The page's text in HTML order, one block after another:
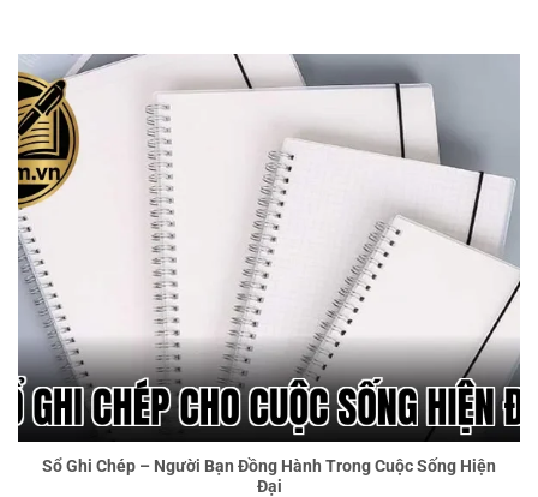
Sổ Ghi Chép Cho Cuộc Sống Hiện Đại
Sổ Ghi Chép – Người Bạn Đồng Hành Trong Cuộc Sống Hiện
Đại